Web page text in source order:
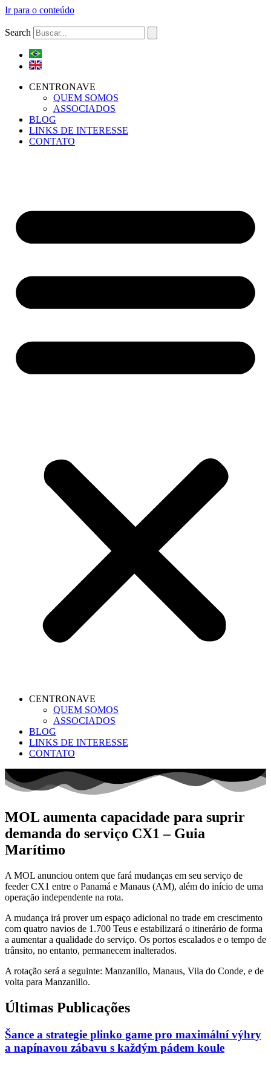
Ir para o conteúdo
Search
CENTRONAVE
QUEM SOMOS
ASSOCIADOS
BLOG
LINKS DE INTERESSE
CONTATO
CENTRONAVE
QUEM SOMOS
ASSOCIADOS
BLOG
LINKS DE INTERESSE
CONTATO
MOL aumenta capacidade para suprir
demanda do serviço CX1 – Guia
Marítimo
A MOL anunciou ontem que fará mudanças em seu serviço de
feeder CX1 entre o Panamá e Manaus (AM), além do início de uma
operação independente na rota.
A mudança irá prover um espaço adicional no trade em crescimento
com quatro navios de 1.700 Teus e estabilizará o itinerário de forma
a aumentar a qualidade do serviço. Os portos escalados e o tempo de
trânsito, no entanto, permanecem inalterados.
A rotação será a seguinte: Manzanillo, Manaus, Vila do Conde, e de
volta para Manzanillo.
Últimas Publicações
Šance a strategie plinko game pro maximální výhry
a napínavou zábavu s každým pádem koule